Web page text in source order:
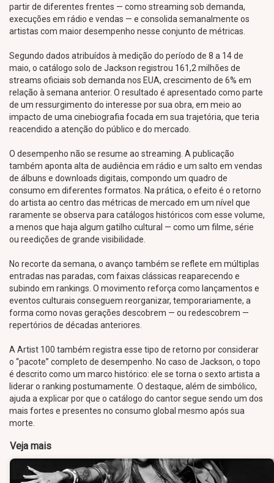
partir de diferentes frentes — como streaming sob demanda,
execuções em rádio e vendas — e consolida semanalmente os
artistas com maior desempenho nesse conjunto de métricas.
Segundo dados atribuídos à medição do período de 8 a 14 de
maio, o catálogo solo de Jackson registrou 161,2 milhões de
streams oficiais sob demanda nos EUA, crescimento de 6% em
relação à semana anterior. O resultado é apresentado como parte
de um ressurgimento do interesse por sua obra, em meio ao
impacto de uma cinebiografia focada em sua trajetória, que teria
reacendido a atenção do público e do mercado.
O desempenho não se resume ao streaming. A publicação
também aponta alta de audiência em rádio e um salto em vendas
de álbuns e downloads digitais, compondo um quadro de
consumo em diferentes formatos. Na prática, o efeito é o retorno
do artista ao centro das métricas de mercado em um nível que
raramente se observa para catálogos históricos com esse volume,
a menos que haja algum gatilho cultural — como um filme, série
ou reedições de grande visibilidade.
No recorte da semana, o avanço também se reflete em múltiplas
entradas nas paradas, com faixas clássicas reaparecendo e
subindo em rankings. O movimento reforça como lançamentos e
eventos culturais conseguem reorganizar, temporariamente, a
forma como novas gerações descobrem — ou redescobrem —
repertórios de décadas anteriores.
A Artist 100 também registra esse tipo de retorno por considerar
o “pacote” completo de desempenho. No caso de Jackson, o topo
é descrito como um marco histórico: ele se torna o sexto artista a
liderar o ranking postumamente. O destaque, além de simbólico,
ajuda a explicar por que o catálogo do cantor segue sendo um dos
mais fortes e presentes no consumo global mesmo após sua
morte.
Veja mais